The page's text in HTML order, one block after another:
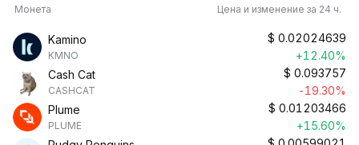
Монета Цена и изменение за 24 ч.
Kamino
KMNO
$ 0.02024639
+12.40%
Cash Cat
CASHCAT
$ 0.093757
-19.30%
Plume
PLUME
$ 0.01203466
+15.60%